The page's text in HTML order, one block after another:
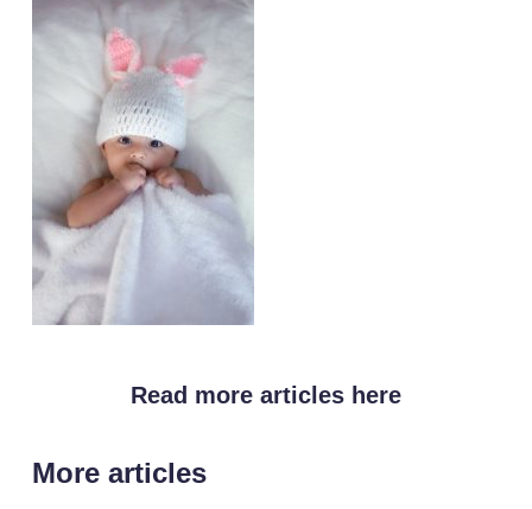
Read more articles here
More articles